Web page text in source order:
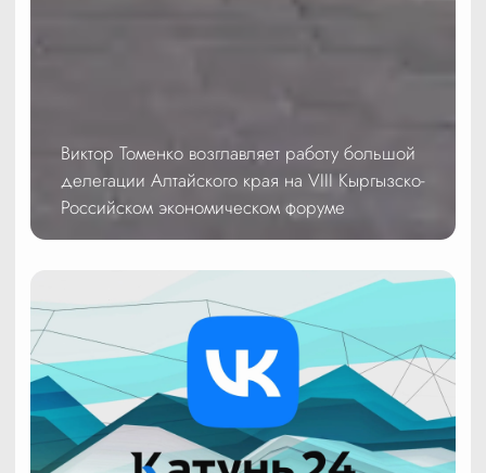
Виктор Томенко возглавляет работу большой
делегации Алтайского края на VIII Кыргызско-
Российском экономическом форуме